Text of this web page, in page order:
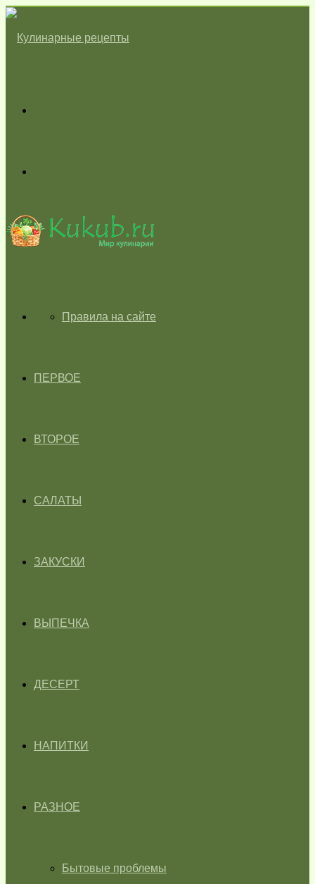
skin
ГЛАВНАЯПравила на сайте
ПЕРВОЕ
ВТОРОЕ
САЛАТЫ
ЗАКУСКИ
ВЫПЕЧКА
ДЕСЕРТ
НАПИТКИ
РАЗНОЕ
Бытовые проблемы